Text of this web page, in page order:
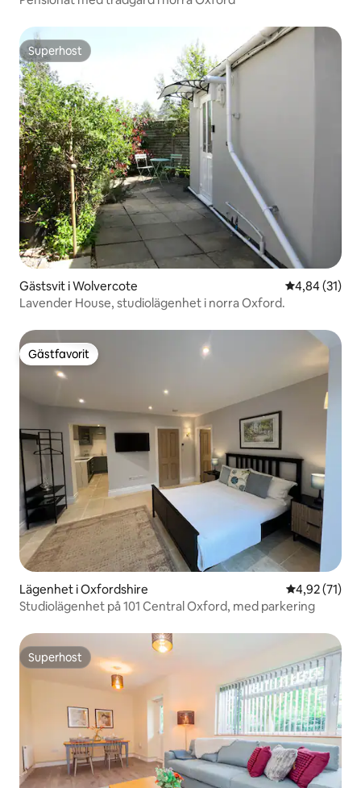
Superhost
Superhost
Gästsvit i Wolvercote 4,84 av 5 i
4,84 (31)
Lavender House, studiolägenhet i norra Oxford.
Gästfavorit
Gästfavorit
Lägenhet i Oxfordshire 4,92 av 5 i
4,92 (71)
Studiolägenhet på 101 Central Oxford, med parkering
Superhost
Superhost